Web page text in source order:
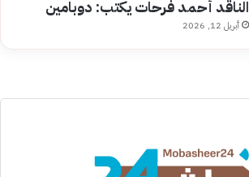
الناقد أحمد فرحات يكتب: دوبامين
أبريل 12, 2026